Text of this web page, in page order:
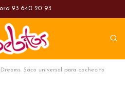
93 640 20 93
Saco universal para cochecito